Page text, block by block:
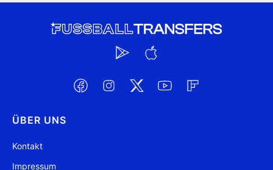
ÜBER UNS
Kontakt
Impressum